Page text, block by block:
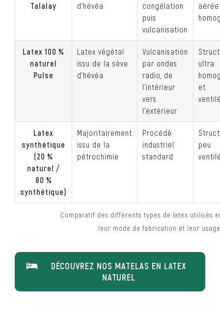
Comparatif des différents types de latex utilisés
leur mode de fabrication et leur
Talalay
d’hévéa
congélation
puis
vulcanisation
Latex 100 %
naturel
Pulse
Latex végétal
issu de la sève
d’hévéa
Vulcanisation
par ondes
radio, de
l’intérieur
vers
l’extérieur
ultra
et
Latex
synthétique
(20 %
naturel /
80 %
synthétique)
Majoritairement
issu de la
pétrochimie
Procédé
industriel
standard
peu
DÉCOUVREZ NOS MATELAS EN LATEX
NATUREL